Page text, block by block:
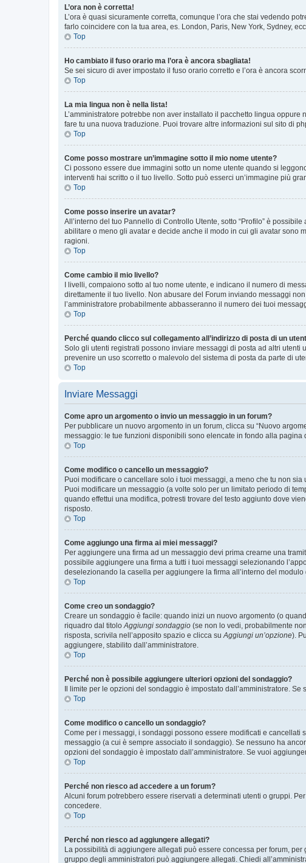
L’ora non è corretta!
L’ora è quasi sicuramente corretta, comunque l’ora che stai vedendo
farlo coincidere con la tua area, es. London, Paris, New York, Sydney,
Top
Ho cambiato il fuso orario ma l’ora è ancora sbagliata!
Se sei sicuro di aver impostato il fuso orario corretto e l’ora è ancora
Top
La mia lingua non è nella lista!
L’amministratore potrebbe non aver installato il pacchetto lingua
fare tu una nuova traduzione. Puoi trovare altre informazioni sul sito di
Top
Come posso mostrare un’immagine sotto il mio nome utente?
Ci possono essere due immagini sotto un nome utente quando si
interventi hai scritto o il tuo livello. Sotto può esserci un’immagine più
Top
Come posso inserire un avatar?
All’interno del tuo Pannello di Controllo Utente, sotto “Profilo” è
abilitare o meno gli avatar e decide anche il modo in cui gli avatar sono
ragioni.
Top
Come cambio il mio livello?
I livelli, compaiono sotto al tuo nome utente, e indicano il numero di
direttamente il tuo livello. Non abusare del Forum inviando messaggi
l’amministratore probabilmente abbasseranno il numero dei tuoi
Top
Perché quando clicco sul collegamento all’indirizzo di posta di un
Solo gli utenti registrati possono inviare messaggi di posta ad altri
prevenire un uso scorretto o malevolo del sistema di posta da parte di
Top
Inviare Messaggi
Come apro un argomento o invio un messaggio in un forum?
Per pubblicare un nuovo argomento in un forum, clicca su “Nuovo
messaggio: le tue funzioni disponibili sono elencate in fondo alla pagina
Top
Come modifico o cancello un messaggio?
Puoi modificare o cancellare solo i tuoi messaggi, a meno che tu non
Puoi modificare un messaggio (a volte solo per un limitato periodo di
quando effettui una modifica, potresti trovare del testo aggiunto dove
risposto.
Top
Come aggiungo una firma ai miei messaggi?
Per aggiungere una firma ad un messaggio devi prima crearne una
possibile aggiungere una firma a tutti i tuoi messaggi selezionando
deselezionando la casella per aggiungere la firma all’interno del modulo
Top
Come creo un sondaggio?
Creare un sondaggio è facile: quando inizi un nuovo argomento (o
riquadro dal titoloAggiungi sondaggio (se non lo vedi, probabilmente
risposta, scrivila nell’apposito spazio e clicca suAggiungi un’opzione).
aggiungere, stabilito dall’amministratore.
Top
Perché non è possibile aggiungere ulteriori opzioni del sondaggio?
Il limite per le opzioni del sondaggio è impostato dall’amministratore.
Top
Come modifico o cancello un sondaggio?
Come per i messaggi, i sondaggi possono essere modificati e
messaggio (a cui è sempre associato il sondaggio). Se nessuno ha
opzioni del sondaggio è impostato dall’amministratore. Se vuoi
Top
Perché non riesco ad accedere a un forum?
Alcuni forum potrebbero essere riservati a determinati utenti o gruppi.
concedere.
Top
Perché non riesco ad aggiungere allegati?
La possibilità di aggiungere allegati può essere concessa per forum,
gruppo degli amministratori può aggiungere allegati. Chiedi